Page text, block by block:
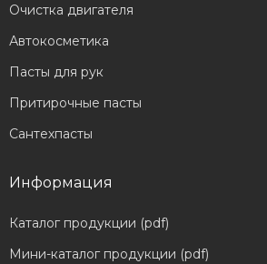
Очистка двигателя
Автокосметика
Пасты для рук
Притирочные пасты
Сантехпасты
Информация
Каталог продукции (pdf)
Мини-каталог продукции (pdf)